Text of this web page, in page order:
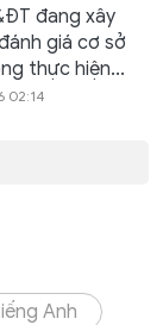
đang xây
giá cơ sở
thực hiện...
02:14
Anh